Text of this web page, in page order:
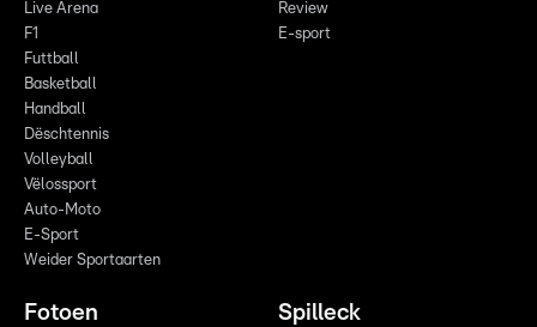
Live Arena
F1
Futtball
Basketball
Handball
Dëschtennis
Volleyball
Vëlossport
Auto-Moto
E-Sport
Weider Sportaarten
Review
E-sport
Fotoen Spilleck